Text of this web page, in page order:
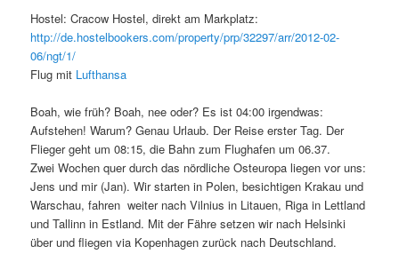
Hostel: Cracow Hostel, direkt am Markplatz:
http://de.hostelbookers.com/property/prp/32297/arr/2012-02-
06/ngt/1/
Flug mit Lufthansa
Boah, wie früh? Boah, nee oder? Es ist 04:00 irgendwas:
Aufstehen! Warum? Genau Urlaub. Der Reise erster Tag. Der
Flieger geht um 08:15, die Bahn zum Flughafen um 06.37.
Zwei Wochen quer durch das nördliche Osteuropa liegen vor uns:
Jens und mir (Jan). Wir starten in Polen, besichtigen Krakau und
Warschau, fahren weiter nach Vilnius in Litauen, Riga in Lettland
und Tallinn in Estland. Mit der Fähre setzen wir nach Helsinki
über und fliegen via Kopenhagen zurück nach Deutschland.